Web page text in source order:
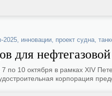
2025, инновации, проект судна,
для
7 по 10 октября в рамках XIV
корпорация